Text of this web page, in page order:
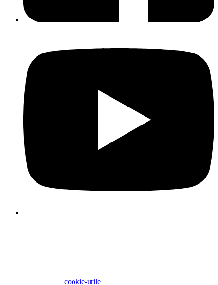
cookie-urile